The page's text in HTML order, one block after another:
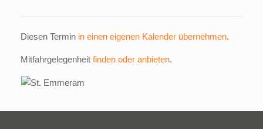
Diesen Termin in einen eigenen Kalender übernehmen.
Mitfahrgelegenheit finden oder anbieten.